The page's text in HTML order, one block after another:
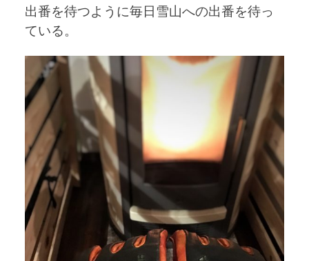
出番を待つように毎日雪山への出番を待っ
ている。